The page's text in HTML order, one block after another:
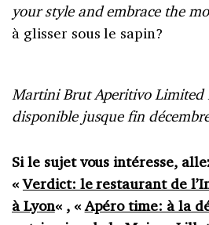
your style and embrace the
à glisser sous le sapin?
Martini Brut Aperitivo Limited
disponible jusque fin
Si le sujet vous intéresse,
«Verdict: le restaurant de
à Lyon« , «Apéro time: à la